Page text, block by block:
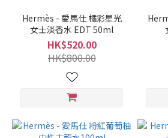
Hermès - 愛馬仕 橘彩星光
女士淡香水 EDT 50ml
HK$520.00
HK$800.00